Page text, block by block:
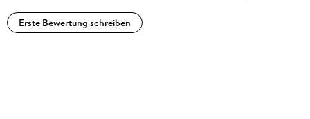
Erste Bewertung schreiben